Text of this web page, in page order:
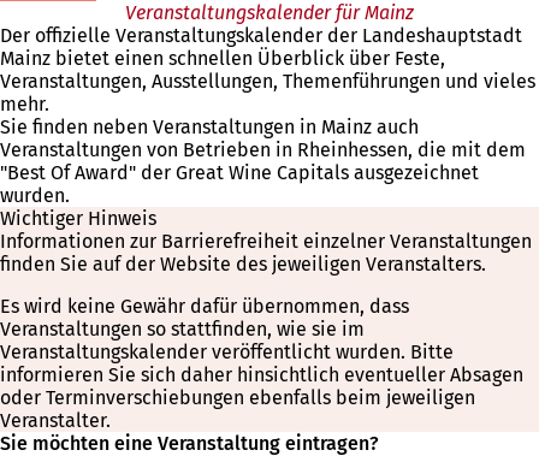
Veranstaltungskalender für Mainz
Der offizielle Veranstaltungskalender der Landeshauptstadt
Mainz bietet einen schnellen Überblick über Feste,
Veranstaltungen, Ausstellungen, Themenführungen und vieles
mehr.
Sie finden neben Veranstaltungen in Mainz auch
Veranstaltungen von Betrieben in Rheinhessen, die mit dem
"Best Of Award" der Great Wine Capitals ausgezeichnet
wurden.
Wichtiger Hinweis
Informationen zur Barrierefreiheit einzelner Veranstaltungen
finden Sie auf der Website des jeweiligen Veranstalters.
Es wird keine Gewähr dafür übernommen, dass
Veranstaltungen so stattfinden, wie sie im
Veranstaltungskalender veröffentlicht wurden. Bitte
informieren Sie sich daher hinsichtlich eventueller Absagen
oder Terminverschiebungen ebenfalls beim jeweiligen
Veranstalter.
Sie möchten eine Veranstaltung eintragen?